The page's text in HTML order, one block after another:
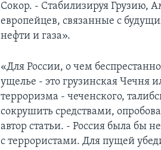
Сокор. - Стабилизируя Грузию,
европейцев, связанные с
нефти и газа».
«Для России, о чем
ущелье - это грузинская Чечня
терроризма - чеченского,
сокрушить средствами,
автор статьи. - Россия была бы
с террористами. Для пущей